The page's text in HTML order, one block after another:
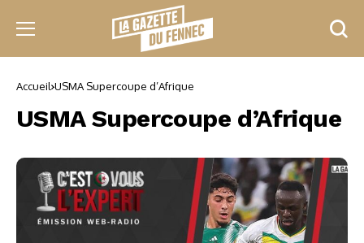
Accueil USMA Supercoupe d’Afrique
USMA Supercoupe d’Afrique